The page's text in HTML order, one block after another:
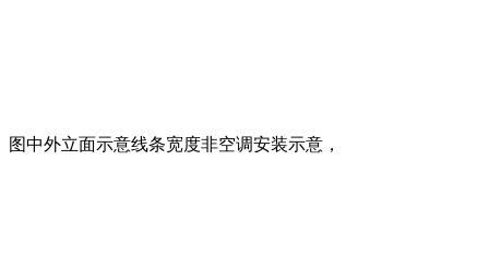
图中外立面示意线条宽度非空调安装示意，